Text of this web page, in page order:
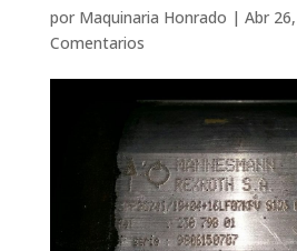
por Maquinaria Honrado | Abr
Comentarios